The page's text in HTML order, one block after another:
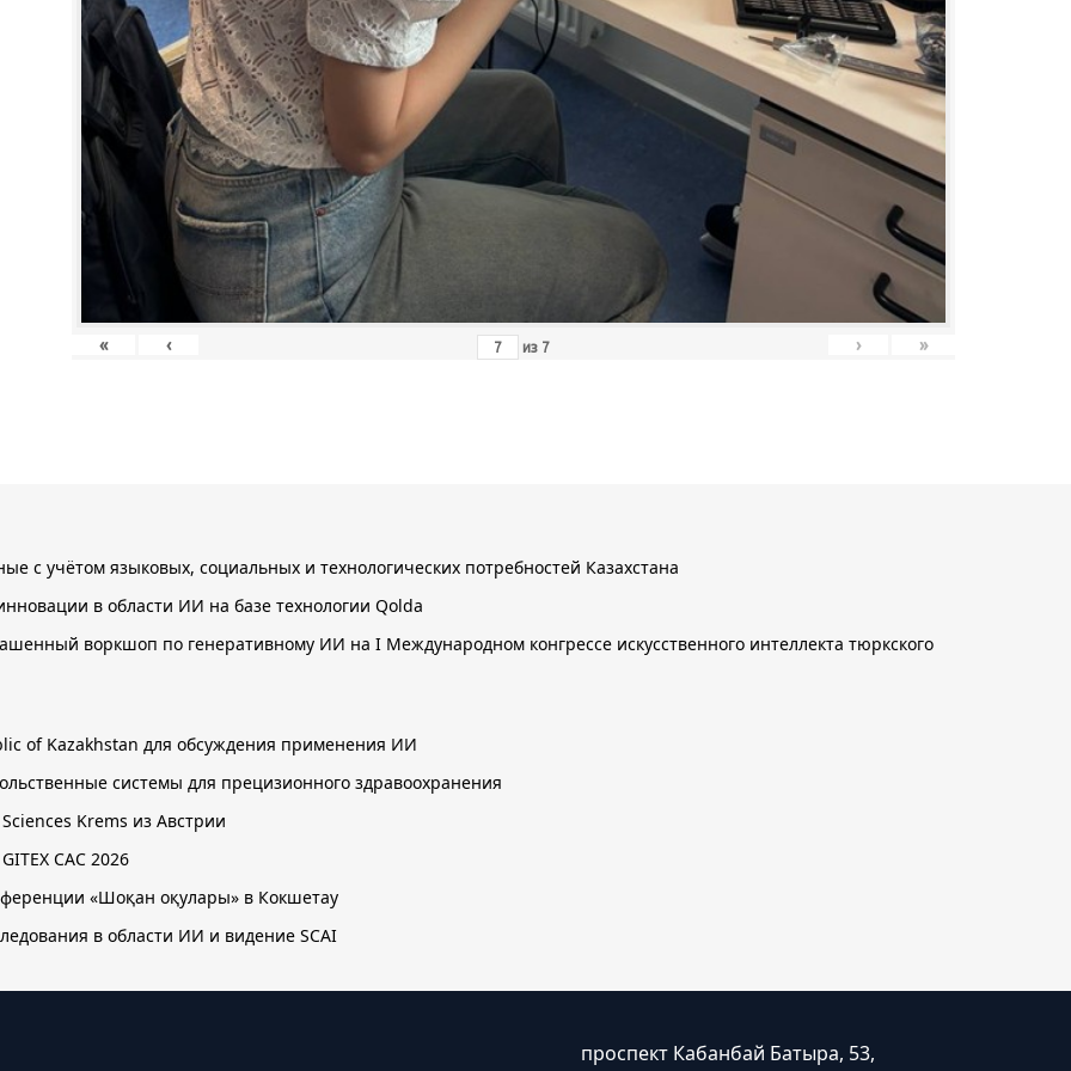
« ‹ из 7 › »
с учётом языковых, социальных и технологических потребностей Казахстана
в области ИИ на базе технологии Qolda
воркшоп по генеративному ИИ на I Международном конгрессе искусственного интеллекта тюркского
of Kazakhstan для обсуждения применения ИИ
системы для прецизионного здравоохранения
Krems из Австрии
CAC 2026
«Шоқан оқулары» в Кокшетау
в области ИИ и видение SCAI
проспект Кабанбай Батыра, 53,